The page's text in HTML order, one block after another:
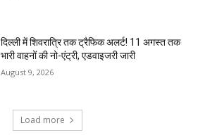
दिल्ली में शिवरात्रि तक ट्रैफिक अलर्ट! 11 अगस्त तक
भारी वाहनों की नो-एंट्री, एडवाइजरी जारी
August 9, 2026
Load more